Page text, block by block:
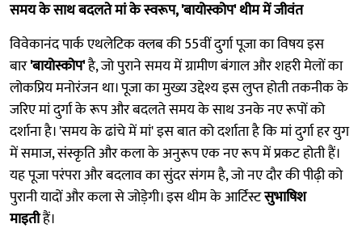
समय के साथ बदलते मां के स्वरूप, 'बायोस्कोप' थीम में जीवंत
विवेकानंद पार्क एथलेटिक क्लब की 55वीं दुर्गा पूजा का विषय इस
बार'बायोस्कोप'है, जो पुराने समय में ग्रामीण बंगाल और शहरी मेलों का
लोकप्रिय मनोरंजन था। पूजा का मुख्य उद्देश्य इस लुप्त होती तकनीक के
जरिए मां दुर्गा के रूप और बदलते समय के साथ उनके नए रूपों को
दर्शाना है। 'समय के ढांचे में मां' इस बात को दर्शाता है कि मां दुर्गा हर युग
में समाज, संस्कृति और कला के अनुरूप एक नए रूप में प्रकट होती हैं।
यह पूजा परंपरा और बदलाव का सुंदर संगम है, जो नए दौर की पीढ़ी को
पुरानी यादों और कला से जोड़ेगी। इस थीम के आर्टिस्टसुभाषिश
माइतीहैं।